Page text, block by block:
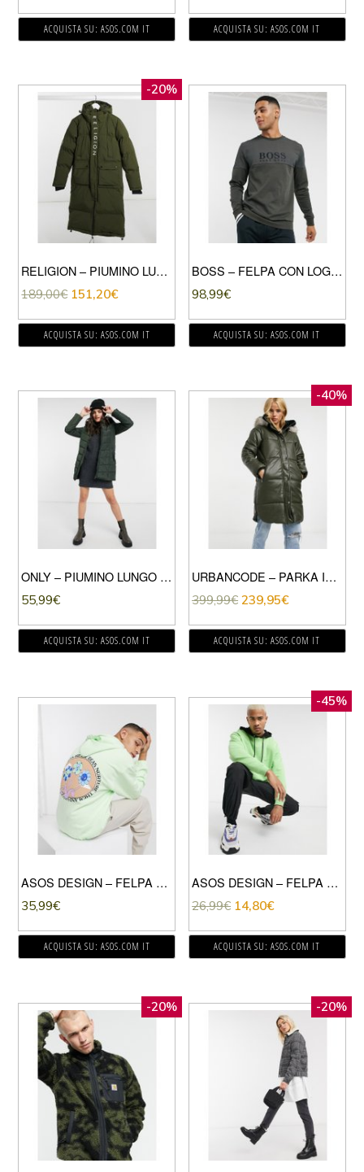
ACQUISTA SU: ASOS.COM IT ACQUISTA SU: ASOS.COM IT
-20%
RELIGION – PIUMINO LUNGO VERDE
189,00€ 151,20€
ACQUISTA SU: ASOS.COM IT
BOSS – FELPA CON LOGO COLOR KAKI-VERDE
98,99€
ACQUISTA SU: ASOS.COM IT
ONLY – PIUMINO LUNGO VERDE SCURO CON CAPPUCCIO IN PELLICCIA SINTETICA
55,99€
ACQUISTA SU: ASOS.COM IT
-40%
URBANCODE – PARKA IN ECOPELLE PU KAKI CON CAPPUCCIO IN ECOPELLICCIA-VERDE
399,99€ 239,95€
ACQUISTA SU: ASOS.COM IT
ASOS DESIGN – FELPA CON CAPPUCCIO OVERSIZE VERDE MENTA CON STAMPA FLOREALE SUL RETRO
35,99€
ACQUISTA SU: ASOS.COM IT
-45%
ASOS DESIGN – FELPA OVERSIZE VERDE CON CAPPUCCIO NERO
26,99€ 14,80€
ACQUISTA SU: ASOS.COM IT
-20% -20%